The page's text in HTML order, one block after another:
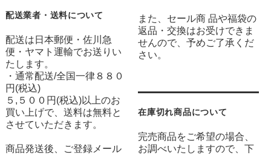
配送業者・送料について
配送は日本郵便・佐川急
便・ヤマト運輸でお送りい
たします。
・通常配送/全国一律８８０
円(税込)
５,５００円(税込)以上のお
買い上げで、送料は無料と
させていただきます。
商品発送後、ご登録メール
また、セール商 品や福袋の
返品・交換はお受けできま
せんので、予めご了承くだ
さい。
在庫切れ商品について
完売商品をご希望の場合、
お調べいたしますので、下